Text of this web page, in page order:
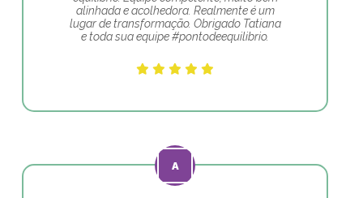
alinhada e acolhedora. Realmente é um
lugar de transformação. Obrigado Tatiana
e toda sua equipe #pontodeequilibrio.